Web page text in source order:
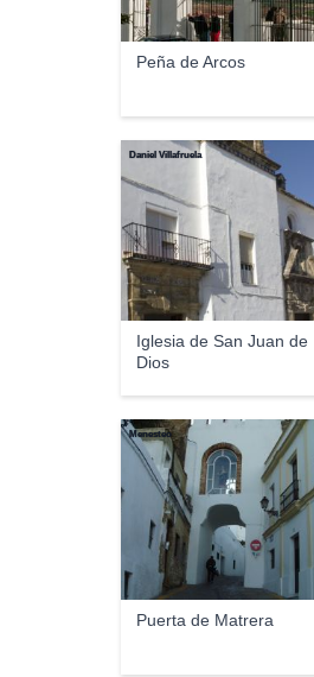
Peña de Arcos
Iglesia de San Juan de
Dios
Daniel Villafruela
Puerta de Matrera
Menesteo